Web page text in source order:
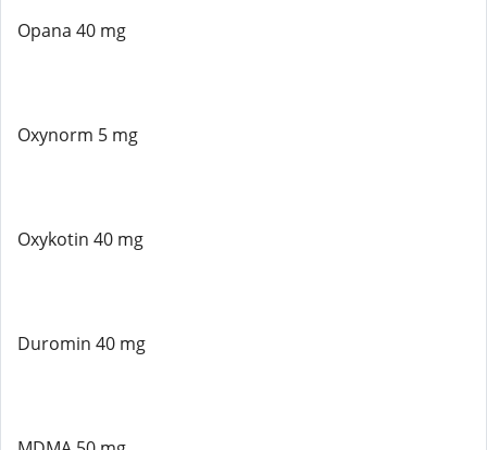
Opana 40 mg
Oxynorm 5 mg
Oxykotin 40 mg
Duromin 40 mg